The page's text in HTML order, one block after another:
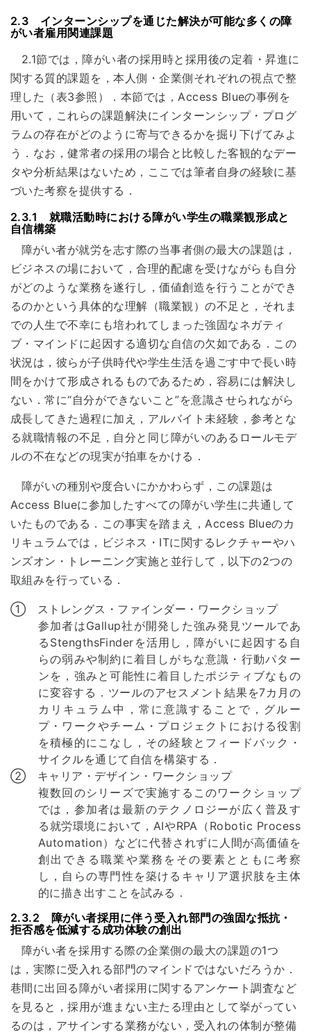
2.3 インターンシップを通じた解決が可能な多くの障
がい者雇用関連課題
2.1節では，障がい者の採用時と採用後の定着・昇進に
関する質的課題を，本人側・企業側それぞれの視点で整
理した（表3参照）．本節では，Access Blueの事例を
用いて，これらの課題解決にインターンシップ・プログ
ラムの存在がどのように寄与できるかを掘り下げてみよ
う．なお，健常者の採用の場合と比較した客観的なデー
タや分析結果はないため，ここでは筆者自身の経験に基
づいた考察を提供する．
2.3.1 就職活動時における障がい学生の職業観形成と
自信構築
障がい者が就労を志す際の当事者側の最大の課題は，
ビジネスの場において，合理的配慮を受けながらも自分
がどのような業務を遂行し，価値創造を行うことができ
るのかという具体的な理解（職業観）の不足と，それま
での人生で不幸にも培われてしまった強固なネガティ
ブ・マインドに起因する適切な自信の欠如である．この
状況は，彼らが子供時代や学生生活を過ごす中で長い時
間をかけて形成されるものであるため，容易には解決し
ない．常に“自分ができないこと”を意識させられながら
成長してきた過程に加え，アルバイト未経験，参考とな
る就職情報の不足，自分と同じ障がいのあるロールモデ
ルの不在などの現実が拍車をかける．
障がいの種別や度合いにかかわらず，この課題は
Access Blueに参加したすべての障がい学生に共通して
いたものである．この事実を踏まえ，Access Blueのカ
リキュラムでは，ビジネス・ITに関するレクチャーやハ
ンズオン・トレーニング実施と並行して，以下の2つの
取組みを行っている．
① ストレングス・ファインダー・ワークショップ
参加者はGallup社が開発した強み発見ツールであ
るStengthsFinderを活用し，障がいに起因する自
らの弱みや制約に着目しがちな意識・行動パター
ンを，強みと可能性に着目したポジティブなもの
に変容する．ツールのアセスメント結果を7カ月の
カリキュラム中，常に意識することで，グルー
プ・ワークやチーム・プロジェクトにおける役割
を積極的にこなし，その経験とフィードバック・
サイクルを通じて自信を構築する．
② キャリア・デザイン・ワークショップ
複数回のシリーズで実施するこのワークショップ
では，参加者は最新のテクノロジーが広く普及す
る就労環境において，AIやRPA（Robotic Process
Automation）などに代替されずに人間が高価値を
創出できる職業や業務をその要素とともに考察
し，自らの専門性を築けるキャリア選択肢を主体
的に描き出すことを試みる．
2.3.2 障がい者採用に伴う受入れ部門の強固な抵抗・
拒否感を低減する成功体験の創出
障がい者を採用する際の企業側の最大の課題の1つ
は，実際に受入れる部門のマインドではないだろうか．
巷間に出回る障がい者採用に関するアンケート調査など
を見ると，採用が進まない主たる理由として挙がってい
るのは，アサインする業務がない，受入れの体制が整備